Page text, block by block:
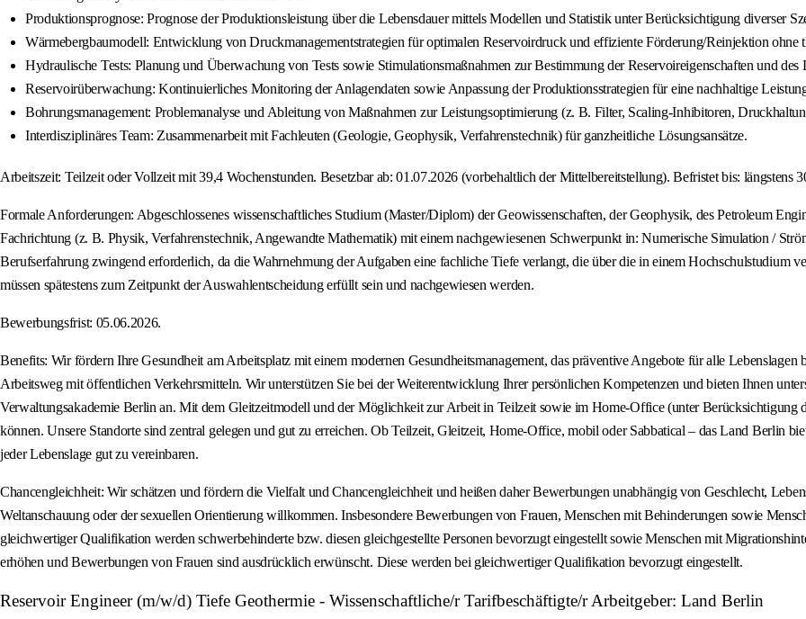
Produktionsprognose: Prognose der Produktionsleistung über die Lebensdauer mittels Modellen und Statistik unter Berücksichtigung diverser
Wärmebergbaumodell: Entwicklung von Druckmanagementstrategien für optimalen Reservoirdruck und effiziente Förderung/Reinjektion ohne
Hydraulische Tests: Planung und Überwachung von Tests sowie Stimulationsmaßnahmen zur Bestimmung der Reservoireigenschaften und des
Reservoirüberwachung: Kontinuierliches Monitoring der Anlagendaten sowie Anpassung der Produktionsstrategien für eine nachhaltige
Bohrungsmanagement: Problemanalyse und Ableitung von Maßnahmen zur Leistungsoptimierung (z. B. Filter, Scaling‑Inhibitoren,
Interdisziplinäres Team: Zusammenarbeit mit Fachleuten (Geologie, Geophysik, Verfahrenstechnik) für ganzheitliche Lösungsansätze.
Arbeitszeit: Teilzeit oder Vollzeit mit 39,4 Wochenstunden. Besetzbar ab: 01.07.2026 (vorbehaltlich der Mittelbereitstellung). Befristet bis:
Formale Anforderungen: Abgeschlossenes wissenschaftliches Studium (Master/Diplom) der Geowissenschaften, der Geophysik, des Petroleum
Fachrichtung (z. B. Physik, Verfahrenstechnik, Angewandte Mathematik) mit einem nachgewiesenen Schwerpunkt in: Numerische Simulation /
Berufserfahrung zwingend erforderlich, da die Wahrnehmung der Aufgaben eine fachliche Tiefe verlangt, die über die in einem Hochschulstudium
müssen spätestens zum Zeitpunkt der Auswahlentscheidung erfüllt sein und nachgewiesen werden.
Bewerbungsfrist: 05.06.2026.
Benefits: Wir fördern Ihre Gesundheit am Arbeitsplatz mit einem modernen Gesundheitsmanagement, das präventive Angebote für alle
Arbeitsweg mit öffentlichen Verkehrsmitteln. Wir unterstützen Sie bei der Weiterentwicklung Ihrer persönlichen Kompetenzen und bieten Ihnen
Verwaltungsakademie Berlin an. Mit dem Gleitzeitmodell und der Möglichkeit zur Arbeit in Teilzeit sowie im Home‑Office (unter Berücksichtigung
können. Unsere Standorte sind zentral gelegen und gut zu erreichen. Ob Teilzeit, Gleitzeit, Home‑Office, mobil oder Sabbatical – das Land Berlin
jeder Lebenslage gut zu vereinbaren.
Chancengleichheit: Wir schätzen und fördern die Vielfalt und Chancengleichheit und heißen daher Bewerbungen unabhängig von Geschlecht,
Weltanschauung oder der sexuellen Orientierung willkommen. Insbesondere Bewerbungen von Frauen, Menschen mit Behinderungen sowie
gleichwertiger Qualifikation werden schwerbehinderte bzw. diesen gleichgestellte Personen bevorzugt eingestellt sowie Menschen mit
erhöhen und Bewerbungen von Frauen sind ausdrücklich erwünscht. Diese werden bei gleichwertiger Qualifikation bevorzugt eingestellt.
Reservoir Engineer (m/w/d) Tiefe Geothermie - Wissenschaftliche/r Tarifbeschäftigte/r Arbeitgeber: Land Berlin